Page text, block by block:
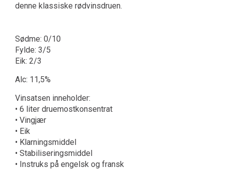
denne klassiske rødvinsdruen.
Sødme: 0/10
Fylde: 3/5
Eik: 2/3
Alc: 11,5%
Vinsatsen inneholder:
• 6 liter druemostkonsentrat
• Vingjær
• Eik
• Klarningsmiddel
• Stabiliseringsmiddel
• Instruks på engelsk og fransk